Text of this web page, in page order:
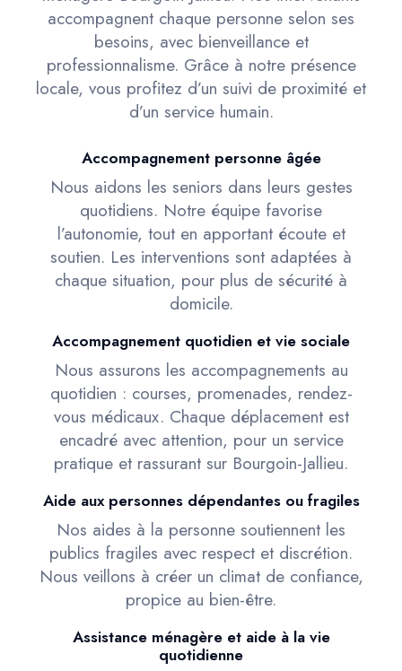
accompagnent chaque personne selon ses
besoins, avec bienveillance et
professionnalisme. Grâce à notre présence
locale, vous profitez d’un suivi de proximité et
d’un service humain.
Accompagnement personne âgée
Nous aidons les seniors dans leurs gestes
quotidiens. Notre équipe favorise
l’autonomie, tout en apportant écoute et
soutien. Les interventions sont adaptées à
chaque situation, pour plus de sécurité à
domicile.
Accompagnement quotidien et vie sociale
Nous assurons les accompagnements au
quotidien : courses, promenades, rendez-
vous médicaux. Chaque déplacement est
encadré avec attention, pour un service
pratique et rassurant sur Bourgoin-Jallieu.
Aide aux personnes dépendantes ou fragiles
Nos aides à la personne soutiennent les
publics fragiles avec respect et discrétion.
Nous veillons à créer un climat de confiance,
propice au bien-être.
Assistance ménagère et aide à la vie
quotidienne